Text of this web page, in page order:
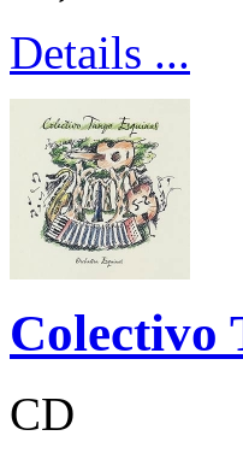
Details ...
Colectivo
CD